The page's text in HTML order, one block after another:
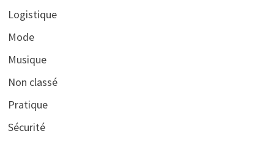
Logistique
Mode
Musique
Non classé
Pratique
Sécurité